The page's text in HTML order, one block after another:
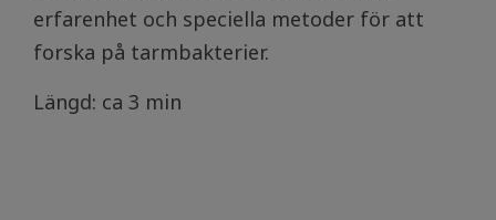
erfarenhet och speciella metoder för att
forska på tarmbakterier.
Längd: ca 3 min